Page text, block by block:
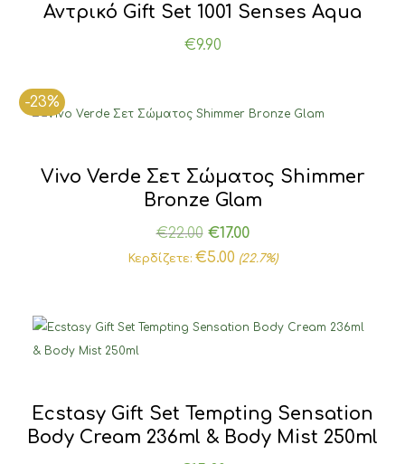
Αντρικό Gift Set 1001 Senses Aqua
€9.90
-23%
Vivo Verde Σετ Σώματος Shimmer
Bronze Glam
€22.00 Original
price
€17.00Η
τρέχουσα
€17.00.
Κερδίζετε: €5.00 (22.7%)
Ecstasy Gift Set Tempting Sensation
Body Cream 236ml & Body Mist 250ml